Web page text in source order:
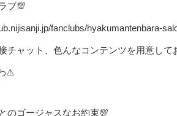
ブ💯
fanclubs/hyakumantenbara-
チャット、色んなコンテンツを用意して
⚠
のゴージャスなお約束💯